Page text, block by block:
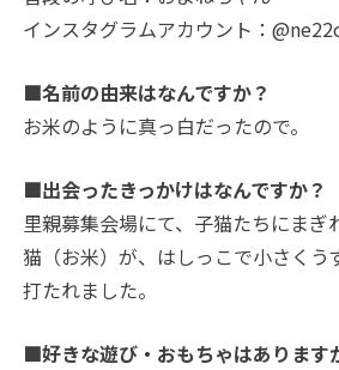
インスタグラムアカウント：
■名前の由来はなんですか？
お米のように真っ白だったので。
■出会ったきっかけはなんですか？
里親募集会場にて、子猫たちにまぎ
猫（お米）が、はしっこで小さくう
打たれました。
■好きな遊び・おもちゃはあります